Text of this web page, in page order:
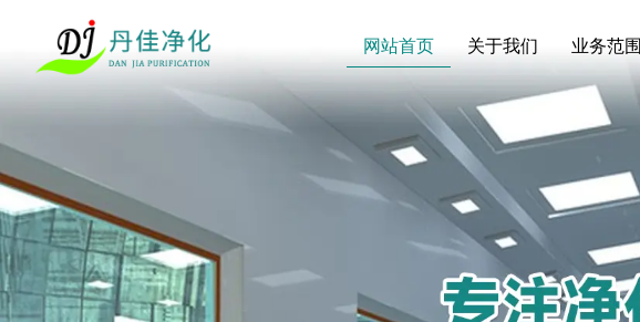
网站首页 关于我们 业务范围